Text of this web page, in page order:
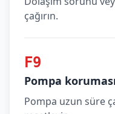
çağırın.
F9
Pompa
Pompa uzun süre